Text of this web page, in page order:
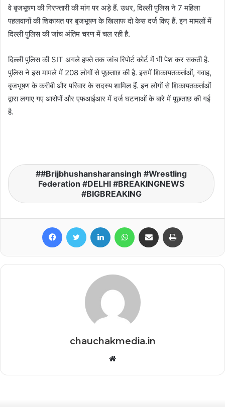
वे बृजभूषण की गिरफ्तारी की मांग पर अड़े हैं. उधर, दिल्ली पुलिस ने 7 महिला
पहलवानों की शिकायत पर बृजभूषण के खिलाफ दो केस दर्ज किए हैं. इन मामलों में
दिल्ली पुलिस की जांच अंतिम चरण में चल रही है.
दिल्ली पुलिस की SIT अगले हफ्ते तक जांच रिपोर्ट कोर्ट में भी पेश कर सकती है.
पुलिस ने इस मामले में 208 लोगों से पूछताछ की है. इसमें शिकायतकर्ताओं, गवाह,
बृजभूषण के करीबी और परिवार के सदस्य शामिल हैं. इन लोगों से शिकायतकर्ताओं
द्वारा लगाए गए आरोपों और एफआईआर में दर्ज घटनाओं के बारे में पूछताछ की गई
है.
#Brijbhushansharansingh #Wrestling
Federation #DELHI #BREAKINGNEWS
#BIGBREAKING
FacebookTwitter LinkedIn WhatsAppShare via Email
chauchakmedia.in
Website